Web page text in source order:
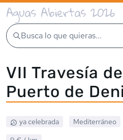
Aguas Abiertas 2026
Busca lo que quieras...
VII Travesía
Puerto de
ya celebrada Mediterráneo